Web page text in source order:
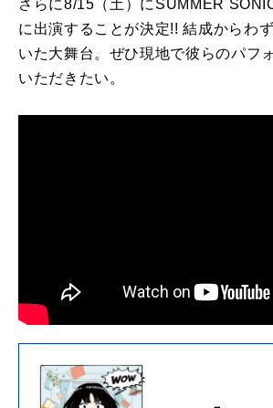
さらに8/15（土）にSUMMER
に出演することが決定!! 結成からわ
いた大舞台。ぜひ現地で彼らのパフ
いただきたい。